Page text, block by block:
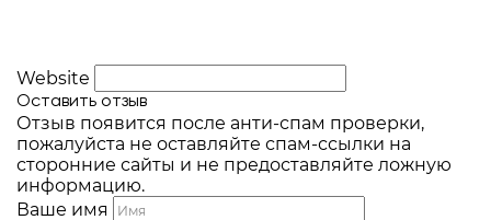
Website
Оставить отзыв
Отзыв появится после анти-спам проверки,
пожалуйста не оставляйте спам-ссылки на
сторонние сайты и не предоставляйте ложную
информацию.
Ваше имя